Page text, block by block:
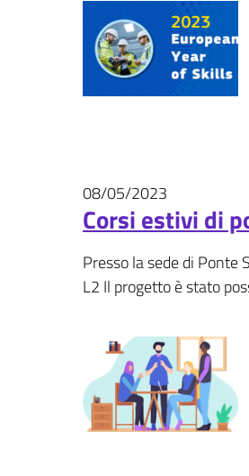
08/05/2023
Corsi estivi di
Presso la sede di
L2 Il progetto è stato